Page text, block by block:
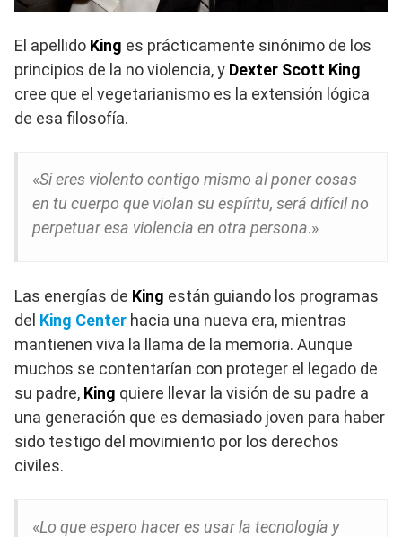
El apellido King es prácticamente sinónimo de los
principios de la no violencia, y Dexter Scott King
cree que el vegetarianismo es la extensión lógica
de esa filosofía.
«Si eres violento contigo mismo al poner cosas
en tu cuerpo que violan su espíritu, será difícil no
perpetuar esa violencia en otra persona.»
Las energías de King están guiando los programas
del King Center hacia una nueva era, mientras
mantienen viva la llama de la memoria. Aunque
muchos se contentarían con proteger el legado de
su padre, King quiere llevar la visión de su padre a
una generación que es demasiado joven para haber
sido testigo del movimiento por los derechos
civiles.
«Lo que espero hacer es usar la tecnología y